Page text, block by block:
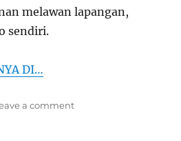
melawan lapangan,
sendiri.
DI…
a commenton